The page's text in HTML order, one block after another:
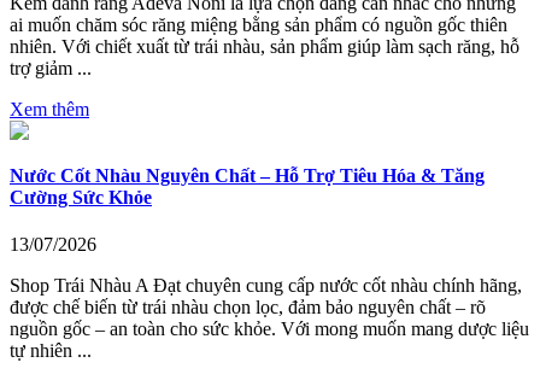
ai muốn chăm sóc răng miệng bằng sản phẩm có nguồn gốc thiên
nhiên. Với chiết xuất từ trái nhàu, sản phẩm giúp làm sạch răng, hỗ
trợ giảm ...
Xem thêm
Nước Cốt Nhàu Nguyên Chất – Hỗ Trợ Tiêu Hóa & Tăng
Cường Sức Khỏe
13/07/2026
Shop Trái Nhàu A Đạt chuyên cung cấp nước cốt nhàu chính hãng,
được chế biến từ trái nhàu chọn lọc, đảm bảo nguyên chất – rõ
nguồn gốc – an toàn cho sức khỏe. Với mong muốn mang dược liệu
tự nhiên ...